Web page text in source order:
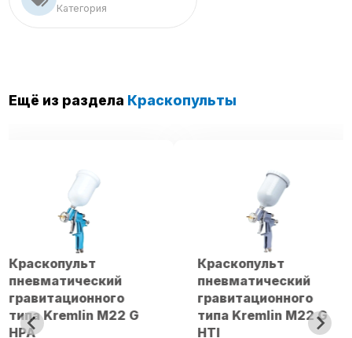
Категория
Ещё из раздела Краскопульты
Краскопульт
пневматический
гравитационного
типа Kremlin M22 G
HTI
Краскопульт
пневматический
гравитационного
типа Kremlin M22